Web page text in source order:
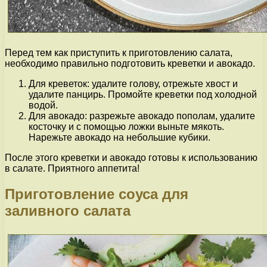
Перед тем как приступить к приготовлению салата,
необходимо правильно подготовить креветки и авокадо.
Для креветок: удалите голову, отрежьте хвост и
удалите панцирь. Промойте креветки под холодной
водой.
Для авокадо: разрежьте авокадо пополам, удалите
косточку и с помощью ложки выньте мякоть.
Нарежьте авокадо на небольшие кубики.
После этого креветки и авокадо готовы к использованию
в салате. Приятного аппетита!
Приготовление соуса для
заливного салата